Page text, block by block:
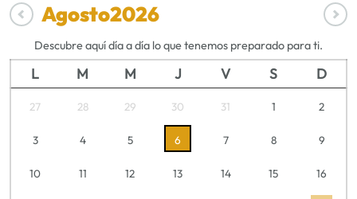
Agosto2026
Descubre aquí día a día lo que tenemos preparado para ti.
L M M J V S D
27 28 29 30 31 1 2
3 4 5 6 7 8 9
10 11 12 13 14 15 16